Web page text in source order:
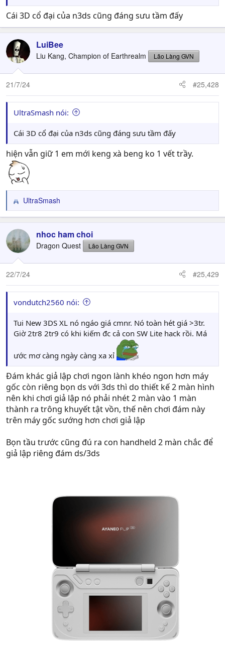
Cái 3D cổ đại của n3ds cũng đáng sưu tầm đấy
LuiBee
Liu Kang, Champion of Earthrealm Lão Làng GVN
21/7/24 #25,428
UltraSmash nói:
Cái 3D cổ đại của n3ds cũng đáng sưu tầm đấy
hiện vẫn giữ 1 em mới keng xà beng ko 1 vết trầy.
R
e
c
t
i
o
n
s
:
UltraSmash
nhoc ham choi
Dragon Quest Lão Làng GVN
22/7/24 #25,429
vondutch2560 nói:
Tui New 3DS XL nó ngáo giá cmnr. Nó toàn hét giá >3tr.
Giờ 2tr8 2tr9 có khi kiếm đc cả con SW Lite hack rồi. Má
ước mơ càng ngày càng xa xỉ
Đám khác giả lập chơi ngon lành khéo ngon hơn máy
gốc còn riêng bọn ds với 3ds thì do thiết kế 2 màn hình
nên khi chơi giả lập nó phải nhét 2 màn vào 1 màn
thành ra trông khuyết tật vồn, thế nên chơi đám này
trên máy gốc sướng hơn chơi giả lập
Bọn tầu trước cũng đú ra con handheld 2 màn chắc để
giả lập riêng đám ds/3ds